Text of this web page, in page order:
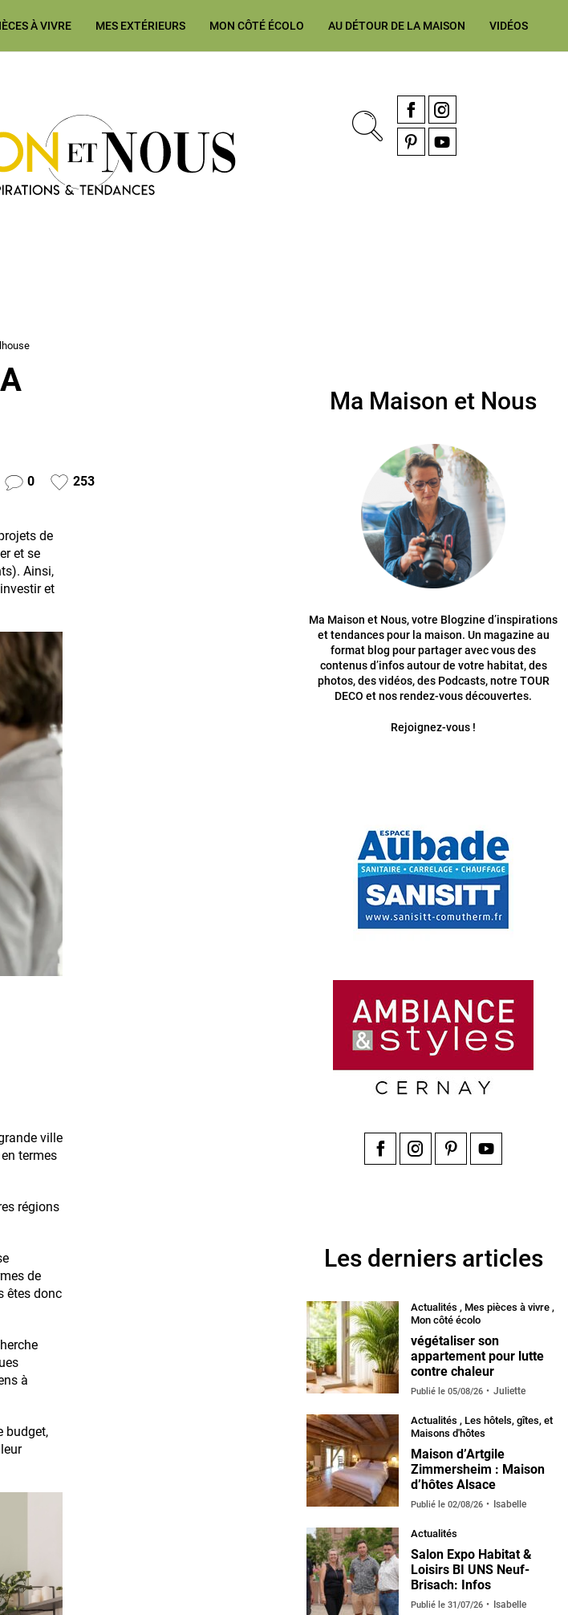
À VIVRE MES EXTÉRIEURS MON CÔTÉ ÉCOLO AU DÉTOUR DE LA MAISON VIDÉOS
Ma Maison et Nous Construction, rénovation & décoration Alsace, Franche-Comté
FacebookInstagram
0 253
de
et se
Ainsi,
et
ville
termes
régions
de
êtes donc
à
budget,
Ma Maison et Nous
Ma Maison et Nous, votre Blogzine d’inspirations
et tendances pour la maison. Un magazine au
format blog pour partager avec vous des
contenus d’infos autour de votre habitat, des
photos, des vidéos, des Podcasts, notre TOUR
DECO et nos rendez-vous découvertes.
Rejoignez-vous !
Les derniers articles
Actualités , Mes pièces à vivre ,
Mon côté écolo
végétaliser son
appartement pour lutte
contre chaleur
Publié le 05/08/26 Juliette
Actualités , Les hôtels, gîtes, et
Maisons d'hôtes
Maison d’Artgile
Zimmersheim : Maison
d’hôtes Alsace
Publié le 02/08/26 Isabelle
Actualités
Salon Expo Habitat &
Loisirs BI UNS Neuf-
Brisach: Infos
Publié le 31/07/26 Isabelle